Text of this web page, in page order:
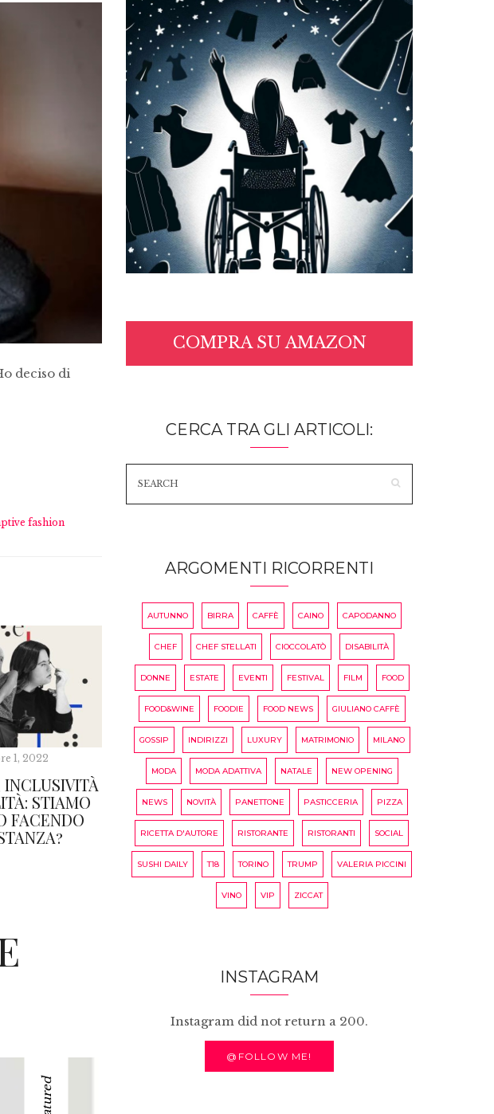
deciso di
fashion
1, 2022
STIAMO
FACENDO
Featured
COMPRA SU AMAZON
CERCA TRA GLI ARTICOLI:
ARGOMENTI RICORRENTI
AUTUNNO BIRRA CAFFÈ CAINO CAPODANNO
CHEF CHEF STELLATI CIOCCOLATÒ DISABILITÀ
DONNE ESTATE EVENTI FESTIVAL FILM FOOD
FOOD&WINE FOODIE FOOD NEWS GIULIANO CAFFÈ
GOSSIP INDIRIZZI LUXURY MATRIMONIO MILANO
MODA MODA ADATTIVA NATALE NEW OPENING
NEWS NOVITÀ PANETTONE PASTICCERIA PIZZA
RICETTA D'AUTORE RISTORANTE RISTORANTI SOCIAL
SUSHI DAILY T18 TORINO TRUMP VALERIA PICCINI
VINO VIP ZICCAT
INSTAGRAM
Instagram did not return a 200.
@FOLLOW ME!